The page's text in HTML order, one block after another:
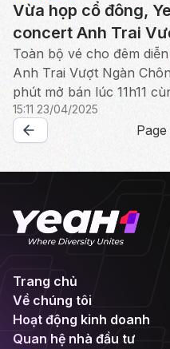
Vừa họp cổ đông,
concert Anh Trai
80 phút mở bán
Toàn bộ vé cho đêm
Anh Trai Vượt Ngàn
phút mở bán lúc 11h11
đông YeaH1.
15:11 23/04/2025
Trang chủ
Về chúng tôi
Hoạt động kinh doanh
Quan hệ nhà đầu tư